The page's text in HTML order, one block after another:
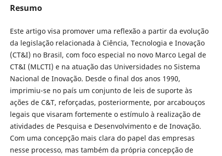
Resumo
Este artigo visa promover uma reflexão a partir da evolução
da legislação relacionada à Ciência, Tecnologia e Inovação
(CT&I) no Brasil, com foco especial no novo Marco Legal de
CT&I (MLCTI) e na atuação das Universidades no Sistema
Nacional de Inovação. Desde o final dos anos 1990,
imprimiu-se no país um conjunto de leis de suporte às
ações de C&T, reforçadas, posteriormente, por arcabouços
legais que visaram fortemente o estímulo à realização de
atividades de Pesquisa e Desenvolvimento e de Inovação.
Com uma concepção mais clara do papel das empresas
nesse processo, mas também da própria concepção de